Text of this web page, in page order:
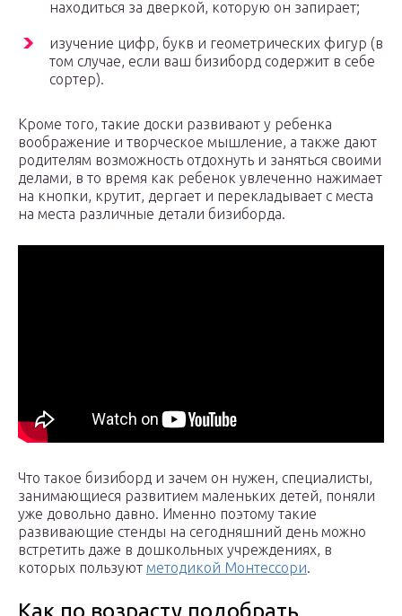
находиться за дверкой, которую он запирает;
изучение цифр, букв и геометрических фигур (в
том случае, если ваш бизиборд содержит в себе
сортер).
Кроме того, такие доски развивают у ребенка
воображение и творческое мышление, а также дают
родителям возможность отдохнуть и заняться своими
делами, в то время как ребенок увлеченно нажимает
на кнопки, крутит, дергает и перекладывает с места
на места различные детали бизиборда.
Что такое бизиборд и зачем он нужен, специалисты,
занимающиеся развитием маленьких детей, поняли
уже довольно давно. Именно поэтому такие
развивающие стенды на сегодняшний день можно
встретить даже в дошкольных учреждениях, в
которых пользуют методикой Монтессори.